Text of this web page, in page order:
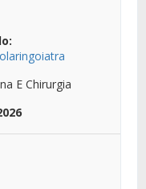
E Chirurgia